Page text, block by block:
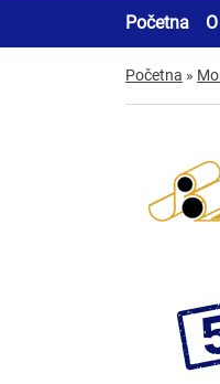
Početna
Početna »